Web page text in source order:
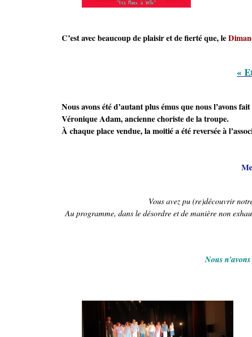
C’est avec beaucoup de plaisir et de fiertéque, le
«
Nous avons été d’autant plus émus que nous l’avons
Véronique Adam, ancienne choriste de la troupe.
À chaque place vendue, la moitié a été reversée à
Vous avez pu (re)découvrir
Au programme, dans le désordre et de manière non
Nous